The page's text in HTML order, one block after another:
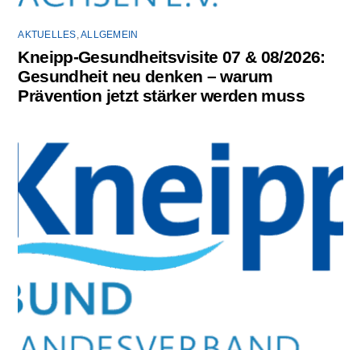
AKTUELLES,ALLGEMEIN
Kneipp-Gesundheitsvisite 07 & 08/2026:
Gesundheit neu denken – warum
Prävention jetzt stärker werden muss